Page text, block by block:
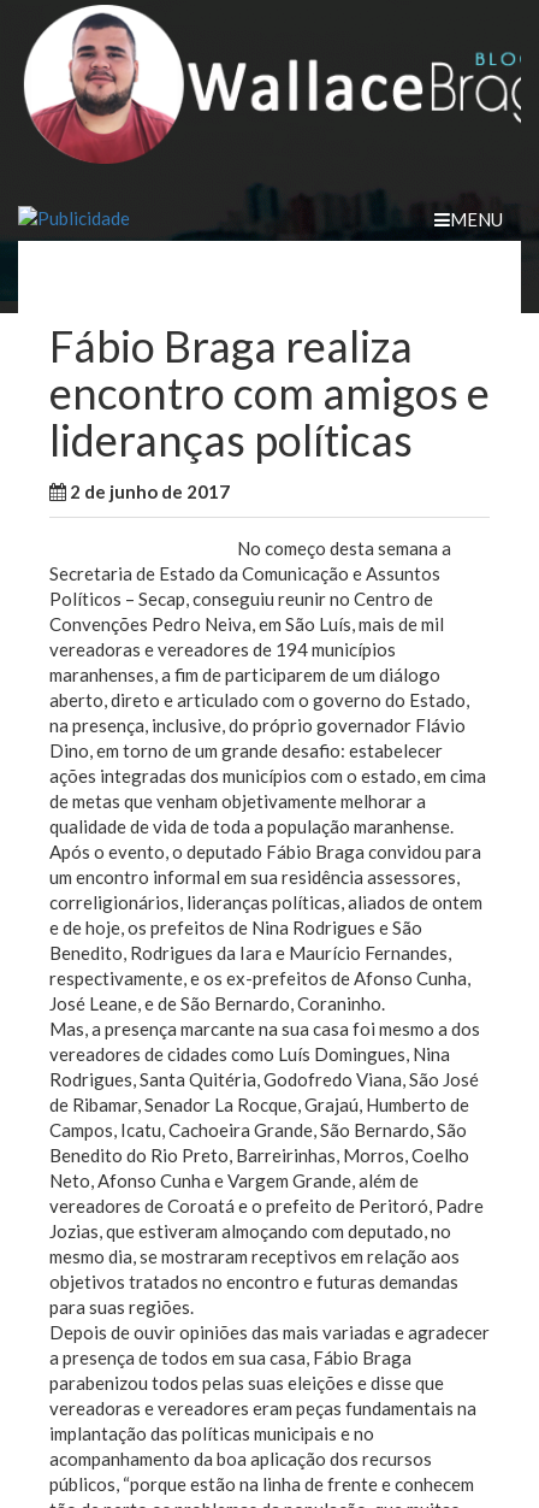
content
MENU
Fábio Braga realiza
encontro com amigos e
lideranças políticas
2 de junho de 2017
No começo desta semana a
Secretaria de Estado da Comunicação e Assuntos
Políticos – Secap, conseguiu reunir no Centro de
Convenções Pedro Neiva, em São Luís, mais de mil
vereadoras e vereadores de 194 municípios
maranhenses, a fim de participarem de um diálogo
aberto, direto e articulado com o governo do Estado,
na presença, inclusive, do próprio governador Flávio
Dino, em torno de um grande desafio: estabelecer
ações integradas dos municípios com o estado, em cima
de metas que venham objetivamente melhorar a
qualidade de vida de toda a população maranhense.
Após o evento, o deputado Fábio Braga convidou para
um encontro informal em sua residência assessores,
correligionários, lideranças políticas, aliados de ontem
e de hoje, os prefeitos de Nina Rodrigues e São
Benedito, Rodrigues da Iara e Maurício Fernandes,
respectivamente, e os ex-prefeitos de Afonso Cunha,
José Leane, e de São Bernardo, Coraninho.
Mas, a presença marcante na sua casa foi mesmo a dos
vereadores de cidades como Luís Domingues, Nina
Rodrigues, Santa Quitéria, Godofredo Viana, São José
de Ribamar, Senador La Rocque, Grajaú, Humberto de
Campos, Icatu, Cachoeira Grande, São Bernardo, São
Benedito do Rio Preto, Barreirinhas, Morros, Coelho
Neto, Afonso Cunha e Vargem Grande, além de
vereadores de Coroatá e o prefeito de Peritoró, Padre
Jozias, que estiveram almoçando com deputado, no
mesmo dia, se mostraram receptivos em relação aos
objetivos tratados no encontro e futuras demandas
para suas regiões.
Depois de ouvir opiniões das mais variadas e agradecer
a presença de todos em sua casa, Fábio Braga
parabenizou todos pelas suas eleições e disse que
vereadoras e vereadores eram peças fundamentais na
implantação das políticas municipais e no
acompanhamento da boa aplicação dos recursos
públicos, “porque estão na linha de frente e conhecem